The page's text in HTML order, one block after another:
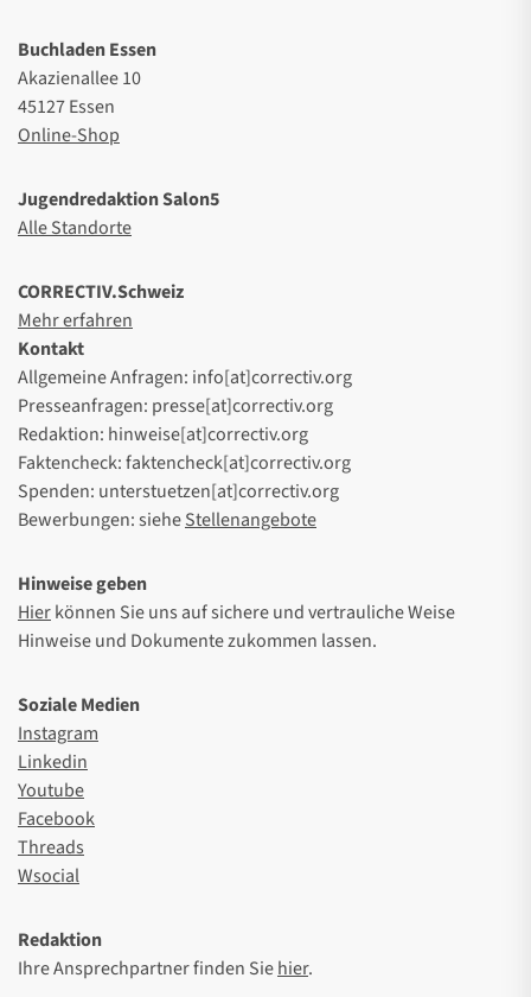
Buchladen Essen
Akazienallee 10
45127 Essen
Online-Shop
Jugendredaktion Salon5
Alle Standorte
CORRECTIV.Schweiz
Mehr erfahren
Kontakt
Allgemeine Anfragen: info[at]correctiv.org
Presseanfragen: presse[at]correctiv.org
Redaktion: hinweise[at]correctiv.org
Faktencheck: faktencheck[at]correctiv.org
Spenden: unterstuetzen[at]correctiv.org
Bewerbungen: sieheStellenangebote
Hinweise geben
Hierkönnen Sie uns auf sichere und vertrauliche Weise
Hinweise und Dokumente zukommen lassen.
Soziale Medien
Instagram
Linkedin
Youtube
Facebook
Threads
Wsocial
Redaktion
Ihre Ansprechpartner finden Siehier.